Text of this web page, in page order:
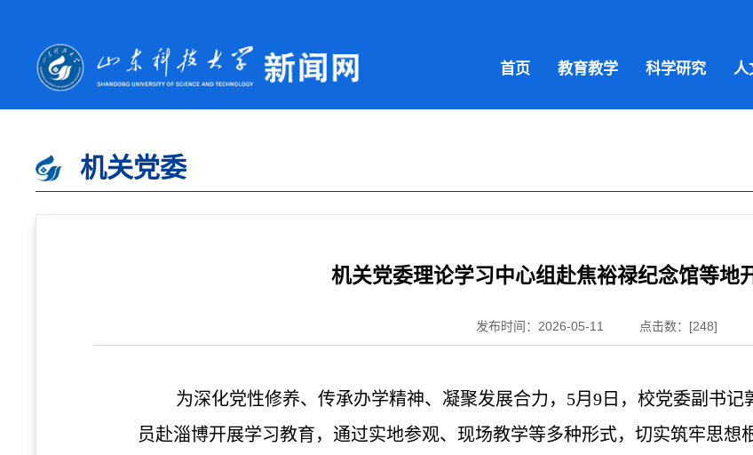
首页 教育教学 科学研究 人
机关党委
机关党委理论学习中心组赴焦裕禄纪念馆等地
发布时间：2026-05-11 点击数：[248]
为深化党性修养、传承办学精神、凝聚发展合力， 5月9日，校党委副书
员赴淄博开展学习教育，通过实地参观、现场教学等多种形式，切实筑牢思想